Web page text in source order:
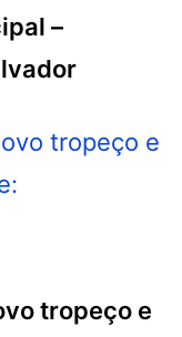
–
tropeço e